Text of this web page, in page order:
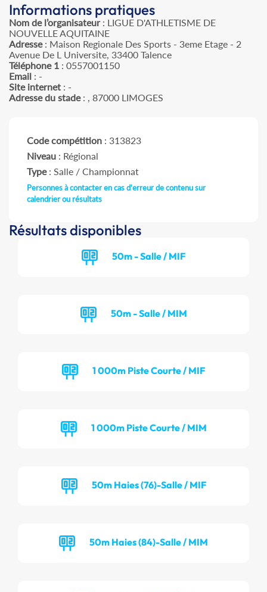
Informations pratiques
Nom de l’organisateur: LIGUE D'ATHLETISME DE
NOUVELLE AQUITAINE
Adresse: Maison Regionale Des Sports - 3eme Etage - 2
Avenue De L Universite, 33400 Talence
Téléphone 1 : 0557001150
Email : -
Site internet : -
Adresse du stade: , 87000 LIMOGES
Code compétition : 313823
Niveau : Régional
Type: Salle / Championnat
Personnes à contacter en cas d'erreur de contenu sur
calendrier ou résultats
Résultats disponibles
50m - Salle / MIF
50m - Salle / MIM
1 000m Piste Courte / MIF
1 000m Piste Courte / MIM
50m Haies (76)-Salle / MIF
50m Haies (84)-Salle / MIM